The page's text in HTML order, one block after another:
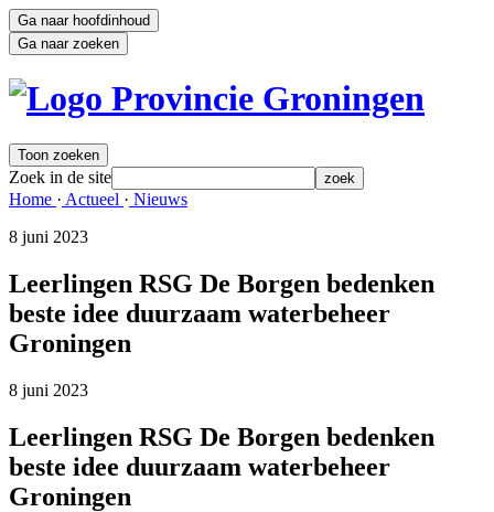
Ga naar hoofdinhoud
Ga naar zoeken
Toon zoeken
Zoek in de site zoek
Home · Actueel · Nieuws
8 juni 2023
Leerlingen RSG De Borgen bedenken
beste idee duurzaam waterbeheer
Groningen
8 juni 2023
Leerlingen RSG De Borgen bedenken
beste idee duurzaam waterbeheer
Groningen